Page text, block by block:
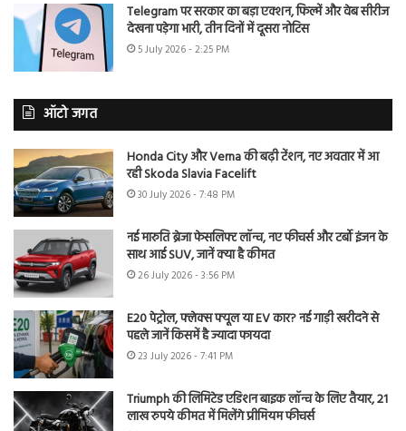
Telegram पर सरकार का बड़ा एक्शन, फिल्में और वेब सीरीज
देखना पड़ेगा भारी, तीन दिनों में दूसरा नोटिस
5 July 2026 - 2:25 PM
ऑटो जगत
Honda City और Verna की बढ़ी टेंशन, नए अवतार में आ
रही Skoda Slavia Facelift
30 July 2026 - 7:48 PM
नई मारुति ब्रेजा फेसलिफ्ट लॉन्च, नए फीचर्स और टर्बो इंजन के
साथ आई SUV, जानें क्या है कीमत
26 July 2026 - 3:56 PM
E20 पेट्रोल, फ्लेक्स फ्यूल या EV कार? नई गाड़ी खरीदने से
पहले जानें किसमें है ज्यादा फायदा
23 July 2026 - 7:41 PM
Triumph की लिमिटेड एडिशन बाइक लॉन्च के लिए तैयार, 21
लाख रुपये कीमत में मिलेंगे प्रीमियम फीचर्स